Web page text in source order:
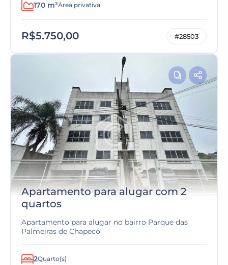
170 m²Área privativa
R$5.750,00 #28503
Apartamento para alugar com 2
quartos
Apartamento para alugar no bairro Parque das
Palmeiras de Chapecó
2Quarto(s)